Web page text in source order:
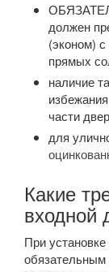
должен
(эконом)
прямых
наличие
части
для
Какие
входной
При
обязательным